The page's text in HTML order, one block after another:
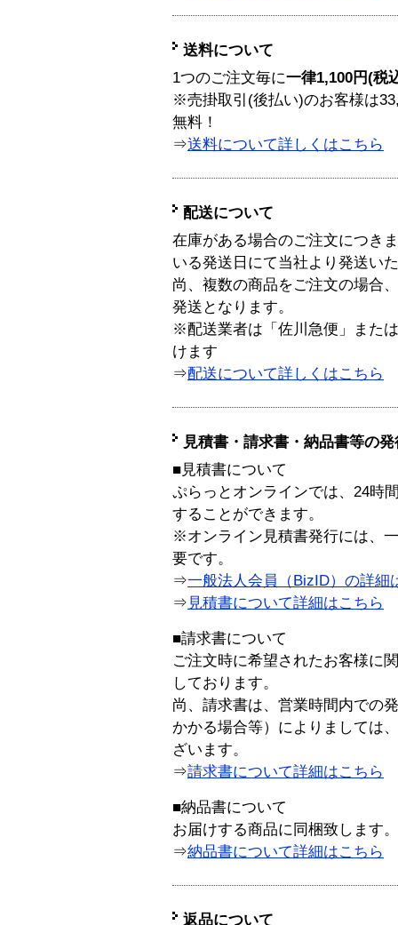
送料について
1つのご注文毎に一律1,100円(税
※売掛取引(後払い)のお客様は
無料！
⇒送料について詳しくはこちら
配送について
在庫がある場合のご注文につき
いる発送日にて当社より発送い
尚、複数の商品をご注文の場合
発送となります。
※配送業者は「佐川急便」また
けます
⇒配送について詳しくはこちら
見積書・請求書・納品書等の
■見積書について
ぷらっとオンラインでは、24時
することができます。
※オンライン見積書発行には、
要です。
⇒一般法人会員（BizID）の詳細
⇒ 見積書について詳細はこちら
■請求書について
ご注文時に希望されたお客様に
しております。
尚、請求書は、営業時間内での
かかる場合等）によりましては
ざいます。
⇒請求書について詳細はこちら
■納品書について
お届けする商品に同梱致します。
⇒納品書について詳細はこちら
返品について